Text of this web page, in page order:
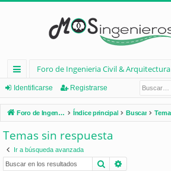
nl
ac
es
rá
pi
Foro de Ingenieria Civil & Arquitectura
Identificarse Registrarse
Foro de Ingenieria Civil & Arquitectura Índice principal Buscar
Temas sin respuesta
Ir a búsqueda avanzada
Buscar